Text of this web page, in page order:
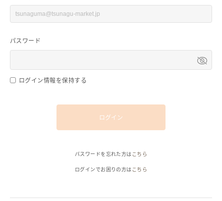
カテゴリから探す
特集から探す
全ての作品をみる
カテゴリから探す
特集から探す
全ての作品をみる
パスワード
ログイン情報を保持する
ログイン
パスワードを忘れた方は こちら
ログインでお困りの方は こちら